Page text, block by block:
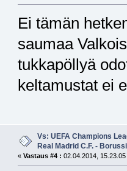
Ei tämän
saumaa
tukkapöllyä
keltamustat ei
Vs: UEFA Champions
Real Madrid C.F. -
« Vastaus #4 : 02.04.2014, 15.23.05